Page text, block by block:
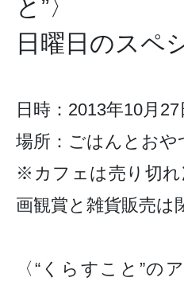
と”〉
日曜日のスペ
日時：2013年10月
場所：ごはんとおや
※カフェは売り切れ
画観賞と雑貨販売は
〈“くらすこと”の